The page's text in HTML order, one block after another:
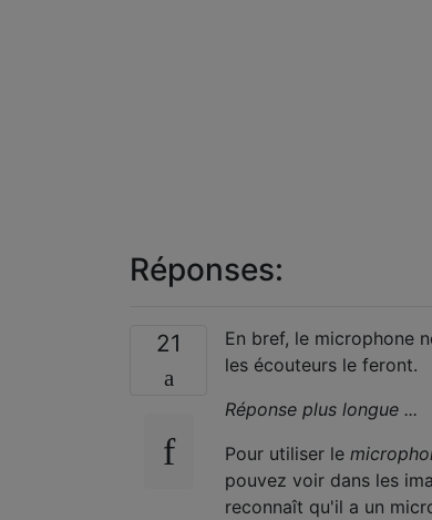
Réponses:
21
En bref, le microphone
les écouteurs le feront.
Réponse plus longue ...
Pour utiliser le
pouvez voir dans les
reconnaît qu'il a un